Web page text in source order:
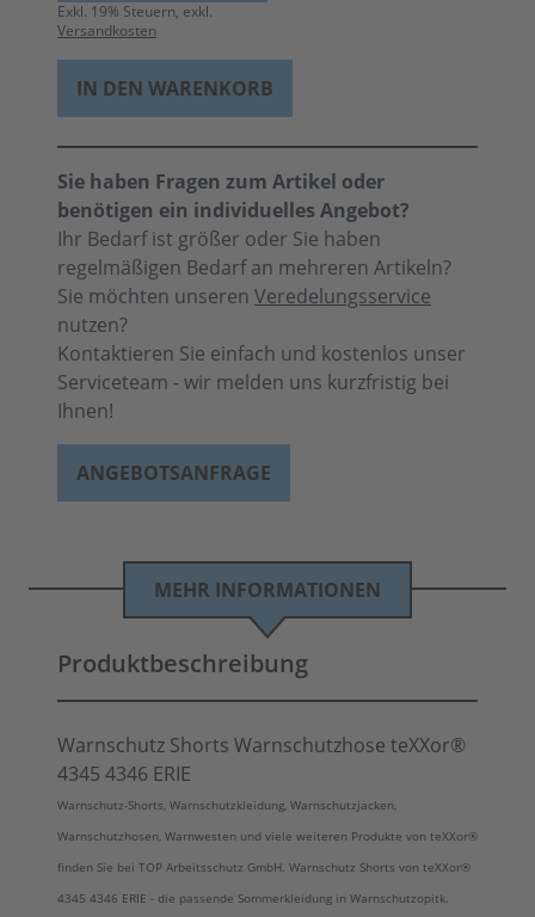
Exkl. 19% Steuern, exkl.
Versandkosten
IN DEN WARENKORB
Sie haben Fragen zum Artikel oder
benötigen ein individuelles Angebot?
Ihr Bedarf ist größer oder Sie haben
regelmäßigen Bedarf an mehreren Artikeln?
Sie möchten unseren Veredelungsservice
nutzen?
Kontaktieren Sie einfach und kostenlos unser
Serviceteam - wir melden uns kurzfristig bei
Ihnen!
ANGEBOTSANFRAGE
MEHR INFORMATIONEN
Produktbeschreibung
Warnschutz Shorts Warnschutzhose teXXor®
4345 4346 ERIE
Warnschutz-Shorts, Warnschutzkleidung, Warnschutzjacken,
Warnschutzhosen, Warnwesten und viele weiteren Produkte von teXXor®
finden Sie bei TOP Arbeitsschutz GmbH. Warnschutz Shorts von teXXor®
4345 4346 ERIE - die passende Sommerkleidung in Warnschutzopitk.